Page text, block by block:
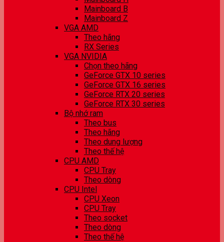
Mainboard B
Mainboard Z
VGA AMD
Theo hãng
RX Series
VGA NVIDIA
Chọn theo hãng
GeForce GTX 10 series
GeForce GTX 16 series
GeForce RTX 20 series
GeForce RTX 30 series
Bộ nhớ ram
Theo bus
Theo hãng
Theo dung lượng
Theo thế hệ
CPU AMD
CPU Tray
Theo dòng
CPU Intel
CPU Xeon
CPU Tray
Theo socket
Theo dòng
Theo thế hệ